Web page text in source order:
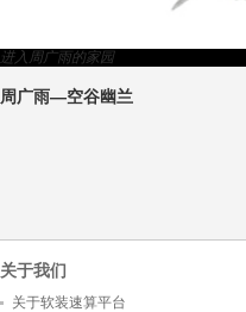
进入周广雨的家园
周广雨—空谷幽兰
关于我们
关于软装速算平台